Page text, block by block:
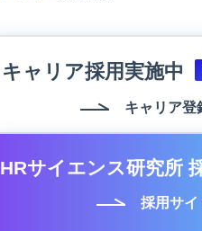
キャリア採用実施中
キャリア登
HRサイエンス研究所
採用サイ